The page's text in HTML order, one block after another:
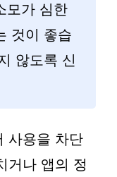
모가 심한
것이 좋습
않도록 신
사용을 차단
거나 앱의 정